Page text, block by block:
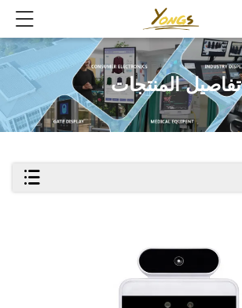
تفاصيل المنتجات